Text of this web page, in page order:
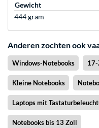
Gewicht
444 gram
Anderen zochten ook
Windows-Notebooks
Kleine Notebooks
Laptops mit
Notebooks bis 13 Zoll